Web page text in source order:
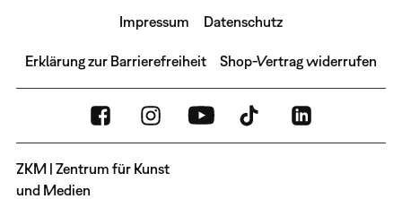
Impressum Datenschutz
Erklärung zur Barrierefreiheit Shop-Vertrag widerrufen
ZKM | Zentrum für Kunst
und Medien